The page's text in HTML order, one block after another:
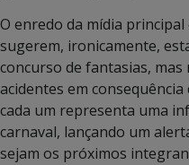
O enredo da mídia
sugerem, ironicamente,
concurso de fantasias,
acidentes em
cada um representa uma
carnaval, lançando um
sejam os próximos